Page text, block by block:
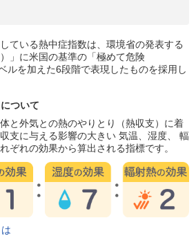
ている熱中症指数は、環境省の発表する
」に米国の基準の「極めて危険
ルを加えた6段階で表現したものを採用し
ついて
と外気との熱のやりとり（熱収支）に着
支に与える影響の大きい 気温、湿度、 輻
ぞれの効果から算出される指標です。